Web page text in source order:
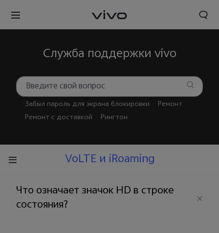
Служба поддержки vivo
Забыл пароль для экрана блокировки
Ремонт
Ремонт с доставкой
Рингтон
VoLTE и iRoaming
Что означает значок HD в строке
состояния?